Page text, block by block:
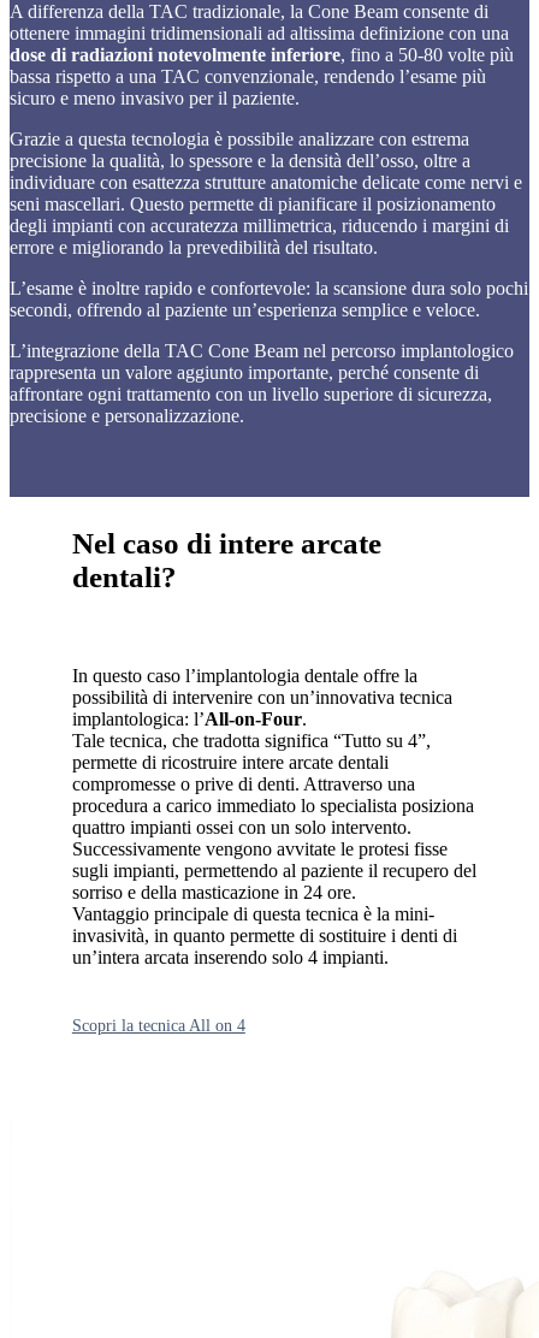
A differenza della TAC tradizionale, la Cone Beam consente di
ottenere immagini tridimensionali ad altissima definizione con una
dose di radiazioni notevolmente inferiore, fino a 50-80 volte più
bassa rispetto a una TAC convenzionale, rendendo l’esame più
sicuro e meno invasivo per il paziente.
Grazie a questa tecnologia è possibile analizzare con estrema
precisione la qualità, lo spessore e la densità dell’osso, oltre a
individuare con esattezza strutture anatomiche delicate come nervi e
seni mascellari. Questo permette di pianificare il posizionamento
degli impianti con accuratezza millimetrica, riducendo i margini di
errore e migliorando la prevedibilità del risultato.
L’esame è inoltre rapido e confortevole: la scansione dura solo pochi
secondi, offrendo al paziente un’esperienza semplice e veloce.
L’integrazione della TAC Cone Beam nel percorso implantologico
rappresenta un valore aggiunto importante, perché consente di
affrontare ogni trattamento con un livello superiore di sicurezza,
precisione e personalizzazione.
Nel caso di intere arcate
dentali?
In questo caso l’implantologia dentale offre la
possibilità di intervenire con un’innovativa tecnica
implantologica: l’All-on-Four.
Tale tecnica, che tradotta significa “Tutto su 4”,
permette di ricostruire intere arcate dentali
compromesse o prive di denti. Attraverso una
procedura a carico immediato lo specialista posiziona
quattro impianti ossei con un solo intervento.
Successivamente vengono avvitate le protesi fisse
sugli impianti, permettendo al paziente il recupero del
sorriso e della masticazione in 24 ore.
Vantaggio principale di questa tecnica è la mini-
invasività, in quanto permette di sostituire i denti di
un’intera arcata inserendo solo 4 impianti.
Scopri la tecnica All on 4